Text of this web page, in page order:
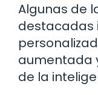
Algunas de
destacadas
aumentada
de la